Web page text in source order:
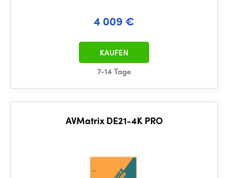
4 009 €
7-14 Tage
KAUFEN
AVMatrix DE21-4K PRO